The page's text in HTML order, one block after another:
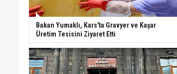
Bakan Yumaklı, Kars'ta Gravyer ve Kaşar
Üretim Tesisini Ziyaret Etti